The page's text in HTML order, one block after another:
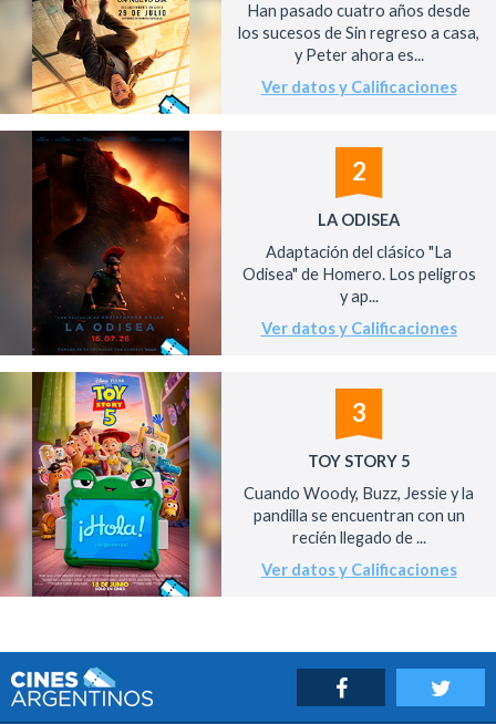
Han pasado cuatro años desde
los sucesos de Sin regreso a casa,
y Peter ahora es...
Ver datos y Calificaciones
2
LA ODISEA
Adaptación del clásico "La
Odisea" de Homero. Los peligros
y ap...
Ver datos y Calificaciones
3
TOY STORY 5
Cuando Woody, Buzz, Jessie y la
pandilla se encuentran con un
recién llegado de ...
Ver datos y Calificaciones